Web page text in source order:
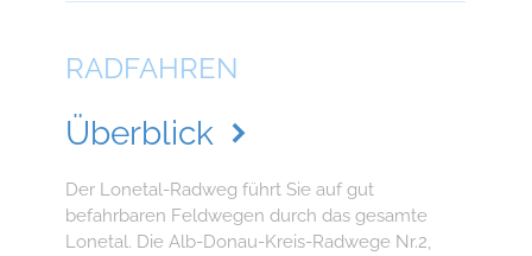
RADFAHREN
Überblick
Der Lonetal-Radweg führt Sie auf gut
befahrbaren Feldwegen durch das gesamte
Lonetal. Die Alb-Donau-Kreis-Radwege Nr.2,